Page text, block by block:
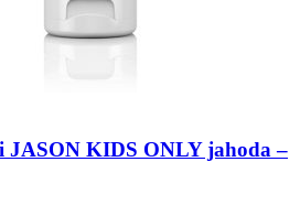
JASON KIDS ONLY jahoda –